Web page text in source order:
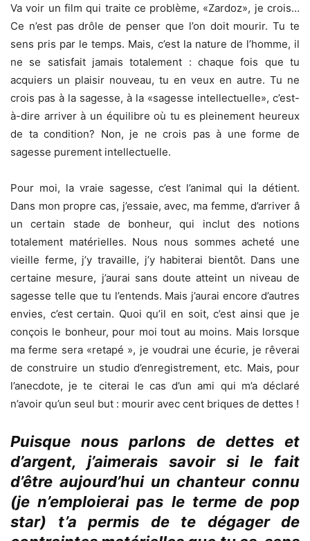
Va voir un film qui traite ce problème, «Zardoz», je crois…
Ce n’est pas drôle de penser que l’on doit mourir. Tu te
sens pris par le temps. Mais, c’est la nature de l’homme, il
ne se satisfait jamais totalement : chaque fois que tu
acquiers un plaisir nouveau, tu en veux en autre. Tu ne
crois pas à la sagesse, à la «sagesse intellectuelle», c’est-
à-dire arriver à un équilibre où tu es pleinement heureux
de ta condition? Non, je ne crois pas à une forme de
sagesse purement intellectuelle.
Pour moi, la vraie sagesse, c’est l’animal qui la détient.
Dans mon propre cas, j’essaie, avec, ma femme, d’arriver â
un certain stade de bonheur, qui inclut des notions
totalement matérielles. Nous nous sommes acheté une
vieille ferme, j’y travaille, j’y habiterai bientôt. Dans une
certaine mesure, j’aurai sans doute atteint un niveau de
sagesse telle que tu l’entends. Mais j’aurai encore d’autres
envies, c’est certain. Quoi qu’il en soit, c’est ainsi que je
conçois le bonheur, pour moi tout au moins. Mais lorsque
ma ferme sera «retapé », je voudrai une écurie, je rêverai
de construire un studio d’enregistrement, etc. Mais, pour
l’anecdote, je te citerai le cas d’un ami qui m’a déclaré
n’avoir qu’un seul but : mourir avec cent briques de dettes !
Puisque nous parlons de dettes et
d’argent, j’aimerais savoir si le fait
d’être aujourd’hui un chanteur connu
(je n’emploierai pas le terme de pop
star) t’a permis de te dégager de